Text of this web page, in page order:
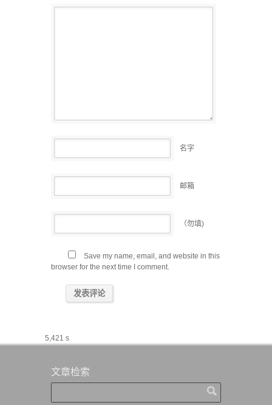
名字
邮箱
（勿填)
Save my name, email, and website in this
browser for the next time I comment.
5,421 s
文章检索